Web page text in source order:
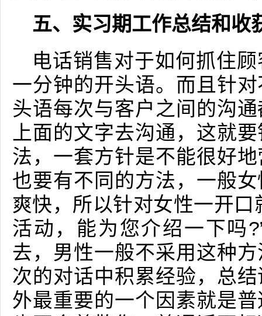
五、实习期工作总结和收
电话销售对于如何抓住
一分钟的开头语。而且针
头语每次与客户之间的沟
上面的文字去沟通，这就
法，一套方针是不能很好
也要有不同的方法，一般
爽快，所以针对女性一开
活动，能为您介绍一下吗
去，男性一般不采用这种
次的对话中积累经验，总
外最重要的一个因素就是